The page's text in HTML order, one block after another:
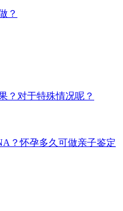
？
？对于特殊情况呢？
？怀孕多久可做亲子鉴定